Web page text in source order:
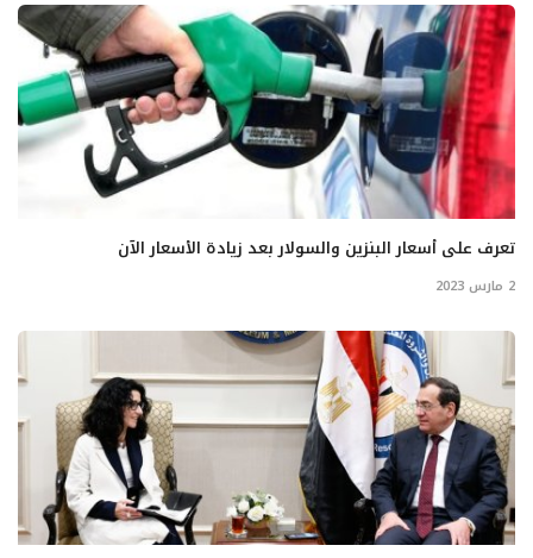
تعرف على أسعار البنزين والسولار بعد زيادة الأسعار الآن
2 مارس 2023